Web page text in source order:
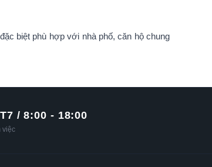
biệt phù hợp với nhà phố, căn hộ chung
/ 8:00 - 18:00
việc